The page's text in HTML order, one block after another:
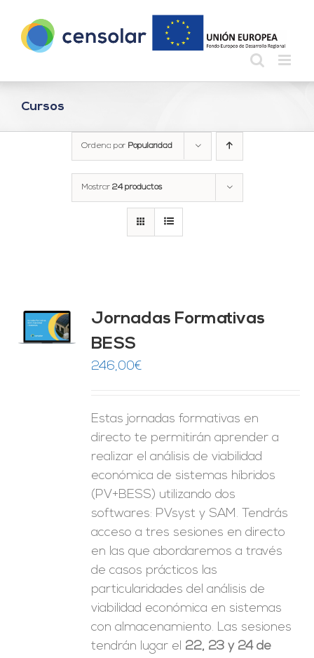
contenido
Cursos
Ordena por Popularidad
Mostrar 24 productos
Jornadas Formativas
BESS
246,00€
Estas jornadas formativas en
directo te permitirán aprender a
realizar el análisis de viabilidad
económica de sistemas híbridos
(PV+BESS) utilizando dos
softwares: PVsyst y SAM. Tendrás
acceso a tres sesiones en directo
en las que abordaremos a través
de casos prácticos las
particularidades del análisis de
viabilidad económica en sistemas
con almacenamiento. Las sesiones
tendrán lugar el 22, 23 y 24 de